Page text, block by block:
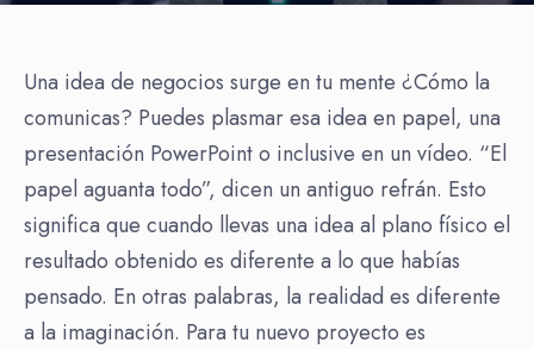
Una idea de negocios surge en tu mente ¿Cómo la
comunicas? Puedes plasmar esa idea en papel, una
presentación PowerPoint o inclusive en un vídeo. “El
papel aguanta todo”, dicen un antiguo refrán. Esto
significa que cuando llevas una idea al plano físico el
resultado obtenido es diferente a lo que habías
pensado. En otras palabras, la realidad es diferente
a la imaginación. Para tu nuevo proyecto es